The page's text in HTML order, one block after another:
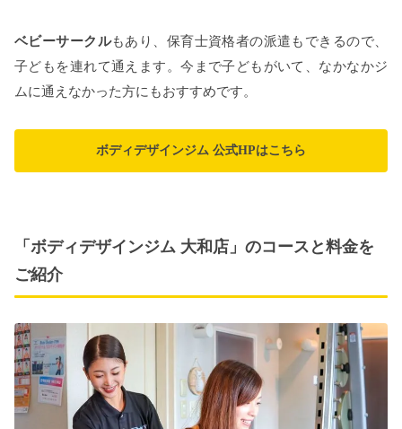
ベビーサークルもあり、保育士資格者の派遣もできるので、
子どもを連れて通えます。今まで子どもがいて、なかなかジ
ムに通えなかった方にもおすすめです。
ボディデザインジム 公式HPはこちら
「ボディデザインジム 大和店」のコースと料金を
ご紹介